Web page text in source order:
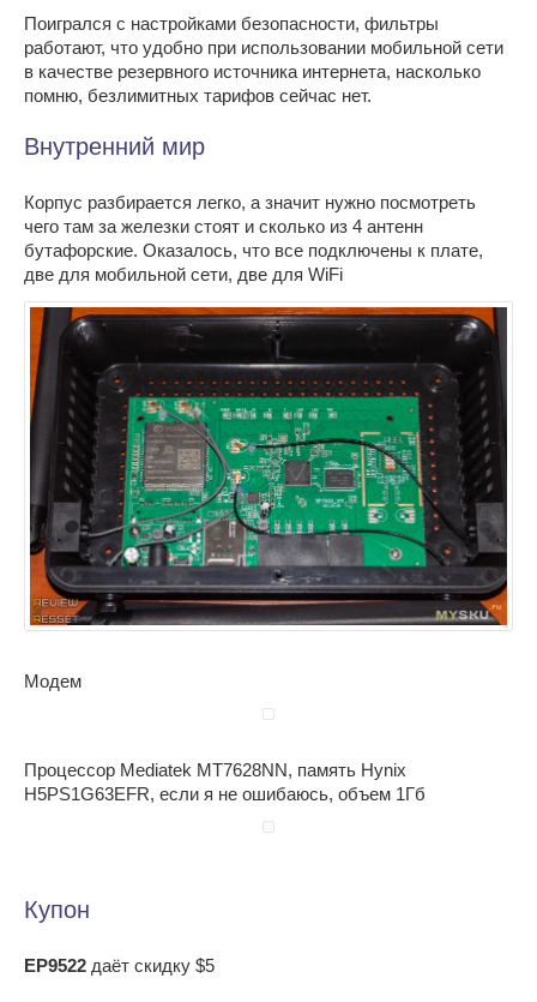
Поигрался с настройками безопасности, фильтры
работают, что удобно при использовании мобильной сети
в качестве резервного источника интернета, насколько
помню, безлимитных тарифов сейчас нет.
Внутренний мир
Корпус разбирается легко, а значит нужно посмотреть
чего там за железки стоят и сколько из 4 антенн
бутафорские. Оказалось, что все подключены к плате,
две для мобильной сети, две для WiFi
Модем
Процессор Mediatek MT7628NN, память Hynix
H5PS1G63EFR, если я не ошибаюсь, объем 1Гб
Купон
EP9522 даёт скидку $5